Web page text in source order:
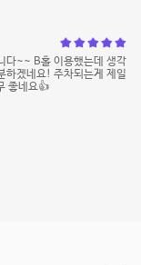
다~~ B홀 이용했는데 생각
하겠네요! 주차되는게 제일
좋네요👍